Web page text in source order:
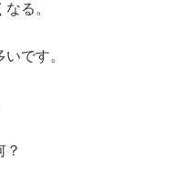
る。
です。
？